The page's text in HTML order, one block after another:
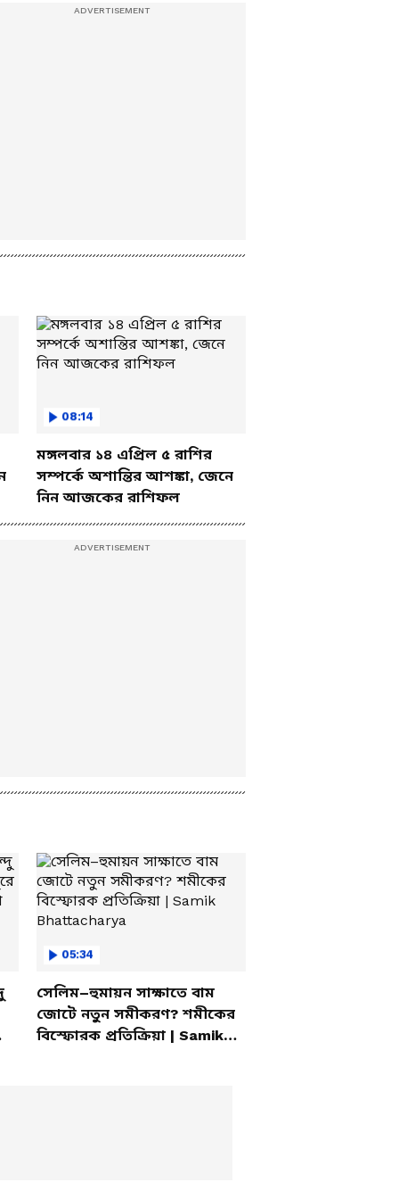
08:14
মঙ্গলবার ১৪ এপ্রিল ৫ রাশির
সম্পর্কে অশান্তির আশঙ্কা, জেনে
নিন আজকের রাশিফল
05:34
সেলিম–হুমায়ন সাক্ষাতে বাম
জোটে নতুন সমীকরণ? শমীকের
বিস্ফোরক প্রতিক্রিয়া | Samik